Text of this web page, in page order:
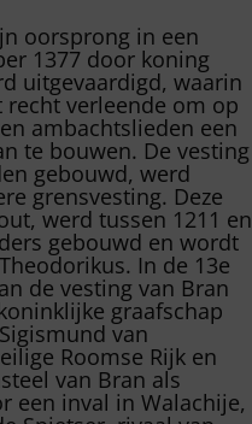
oorsprong in een
1377 door koning
uitgevaardigd, waarin
recht verleende om op
ambachtslieden een
te bouwen. De vesting
gebouwd, werd
grensvesting. Deze
werd tussen 1211 en
gebouwd en wordt
In de 13e
de vesting van Bran
graafschap
van
Roomse Rijk en
van Bran als
een inval in Walachije,